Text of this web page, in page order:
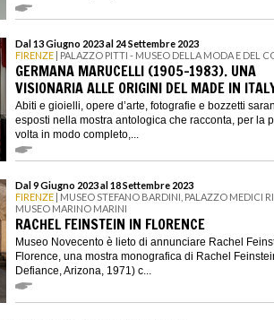
Dal 13 Giugno 2023 al 24 Settembre 2023
FIRENZE | PALAZZO PITTI - MUSEO DELLA MODA E DEL
GERMANA MARUCELLI (1905-1983). UNA
VISIONARIA ALLE ORIGINI DEL MADE IN
Abiti e gioielli, opere d’arte, fotografie e bozzetti
esposti nella mostra antologica che racconta, per la
volta in modo completo,...
Dal 9 Giugno 2023 al 18 Settembre 2023
FIRENZE | MUSEO STEFANO BARDINI, PALAZZO MEDICI
MUSEO MARINO MARINI
RACHEL FEINSTEIN IN FLORENCE
Museo Novecento è lieto di annunciare Rachel
Florence, una mostra monografica di Rachel
Defiance, Arizona, 1971) c...